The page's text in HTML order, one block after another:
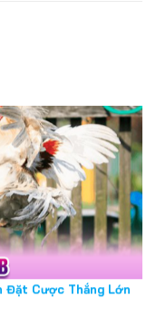
Đặt Cược Thắng Lớn